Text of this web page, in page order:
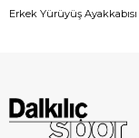
Erkek Yürüyüş Ayakkabısı